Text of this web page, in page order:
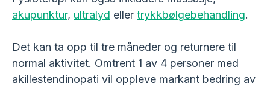
akupunktur, ultralyd eller trykkbølgebehandling.
Det kan ta opp til tre måneder og returnere til
normal aktivitet. Omtrent 1 av 4 personer med
akillestendinopati vil oppleve markant bedring av